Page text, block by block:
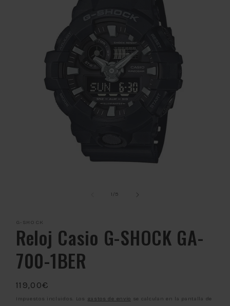
ventana
modal
1 /de
5
G-SHOCK
Reloj Casio G-SHOCK GA-
700-1BER
Precio
habitual
119,00€
Impuestos incluidos. Los gastos de envío se calculan en la pantalla de